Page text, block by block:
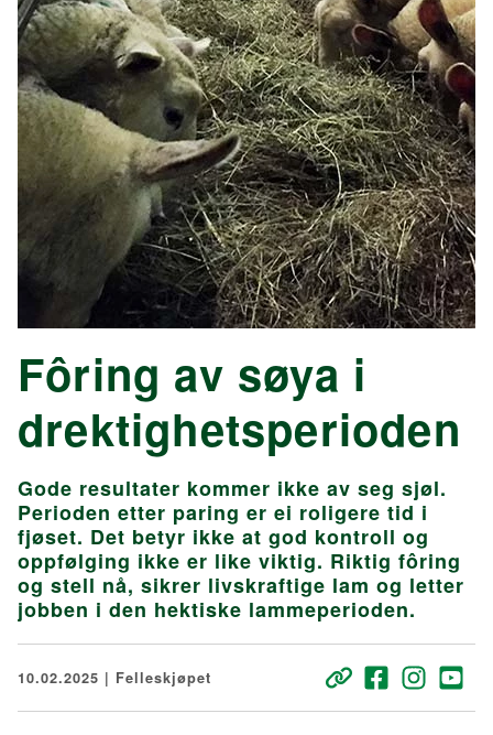
Fôring av søya i
drektighetsperioden
Gode resultater kommer ikke av seg sjøl.
Perioden etter paring er ei roligere tid i
fjøset. Det betyr ikke at god kontroll og
oppfølging ikke er like viktig. Riktig fôring
og stell nå, sikrer livskraftige lam og letter
jobben i den hektiske lammeperioden.
10.02.2025 | Felleskjøpet